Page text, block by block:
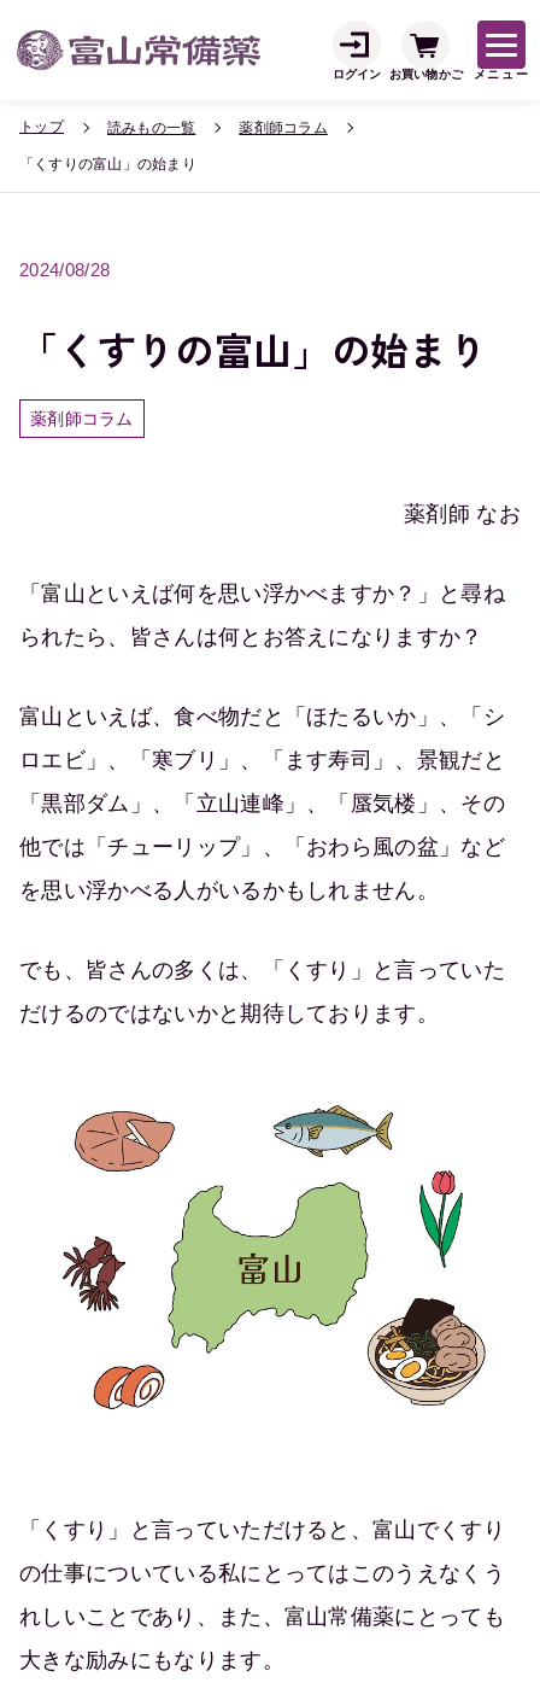
ログイン お買い物かご メニュー
トップ 読みもの一覧 薬剤師コラム
「くすりの富山」の始まり
2024/08/28
「くすりの富山」の始まり
薬剤師コラム
薬剤師 なお
「富山といえば何を思い浮かべますか？」と尋ね
られたら、皆さんは何とお答えになりますか？
富山といえば、食べ物だと「ほたるいか」、「シ
ロエビ」、「寒ブリ」、「ます寿司」、景観だと
「黒部ダム」、「立山連峰」、「蜃気楼」、その
他では「チューリップ」、「おわら風の盆」など
を思い浮かべる人がいるかもしれません。
でも、皆さんの多くは、「くすり」と言っていた
だけるのではないかと期待しております。
「くすり」と言っていただけると、富山でくすり
の仕事についている私にとってはこのうえなくう
れしいことであり、また、富山常備薬にとっても
大きな励みにもなります。